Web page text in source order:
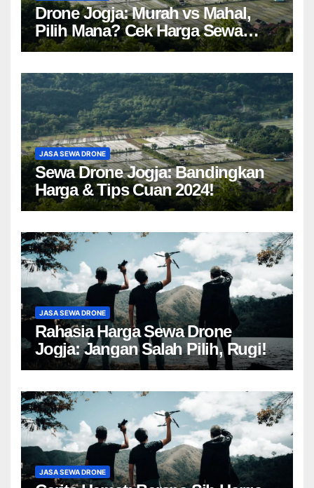
Drone Jogja: Murah vs Mahal,
Pilih Mana? Cek Harga Sewa
Drone Yogyakarta!
JASA SEWA DRONE
Sewa Drone Jogja: Bandingkan
Harga & Tips Cuan 2024!
JASA SEWA DRONE
Rahasia Harga Sewa Drone
Jogja: Jangan Salah Pilih, Rugi!
JASA SEWA DRONE